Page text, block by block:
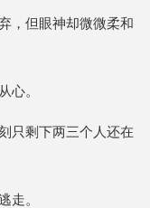
，但眼神却微微柔和
心。
只剩下两三个人还在
走。